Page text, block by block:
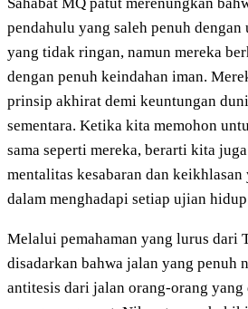
pendahulu yang saleh penuh
yang tidak ringan, namun mereka
dengan penuh keindahan iman.
prinsip akhirat demi keuntungan
sementara. Ketika kita memohon
sama seperti mereka, berarti kita
mentalitas kesabaran dan
dalam menghadapi setiap ujian
Melalui pemahaman yang lurus dari
disadarkan bahwa jalan yang penuh
antitesis dari jalan orang-orang